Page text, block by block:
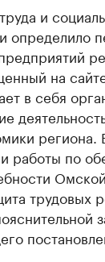
и
определило
на
в себя
работы по
трудовых